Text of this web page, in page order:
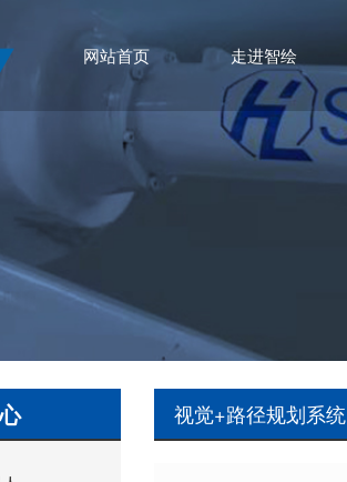
网站首页 走进智绘
视觉+路径规划系统